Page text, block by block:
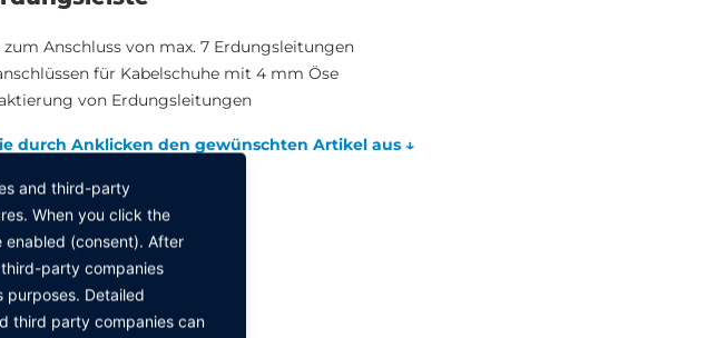
Anschluss von max. 7 Erdungsleitungen
für Kabelschuhe mit 4 mm Öse
von Erdungsleitungen
durch Anklicken den gewünschten Artikel aus ↓
Erdungsleiste
and third-party
When you click the
(consent). After
party companies
purposes. Detailed
third party companies can